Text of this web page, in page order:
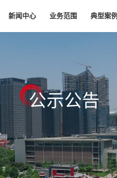
新闻中心 业务范围 典型案例
公示公告